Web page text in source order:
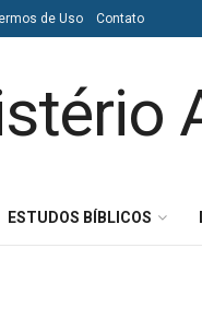
de Uso Contato
ESTUDOS BÍBLICOS